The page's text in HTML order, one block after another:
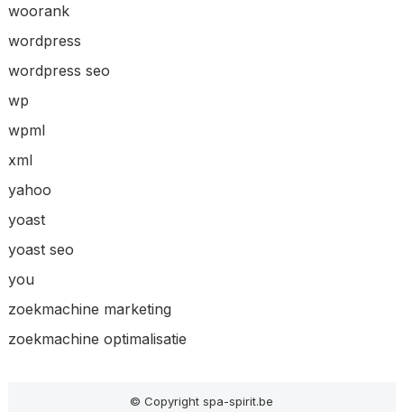
woorank
wordpress
wordpress seo
wp
wpml
xml
yahoo
yoast
yoast seo
you
zoekmachine marketing
zoekmachine optimalisatie
© Copyright spa-spirit.be